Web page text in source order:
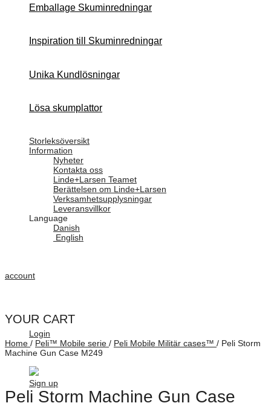
Emballage Skuminredningar
Inspiration till Skuminredningar
Unika Kundlösningar
Lösa skumplattor
Storleksöversikt
Information
Nyheter
Kontakta oss
Linde+Larsen Teamet
Berättelsen om Linde+Larsen
Verksamhetsupplysningar
Leveransvillkor
Language
Danish
English
account
Login
Sign up
YOUR CART
Home / Peli™ Mobile serie / Peli Mobile Militär cases™ / Peli Storm
Machine Gun Case M249
Peli Storm Machine Gun Case